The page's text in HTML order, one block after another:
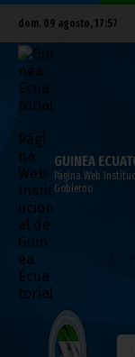
dom. 09 agosto, 17:57
GUINEA
Página Web
Gobierno
DEPORTES